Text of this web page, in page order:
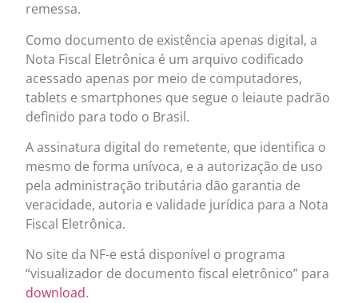
remessa.
Como documento de existência apenas digital, a
Nota Fiscal Eletrônica é um arquivo codificado
acessado apenas por meio de computadores,
tablets e smartphones que segue o leiaute padrão
definido para todo o Brasil.
A assinatura digital do remetente, que identifica o
mesmo de forma unívoca, e a autorização de uso
pela administração tributária dão garantia de
veracidade, autoria e validade jurídica para a Nota
Fiscal Eletrônica.
No site da NF-e está disponível o programa
“visualizador de documento fiscal eletrônico” para
download.